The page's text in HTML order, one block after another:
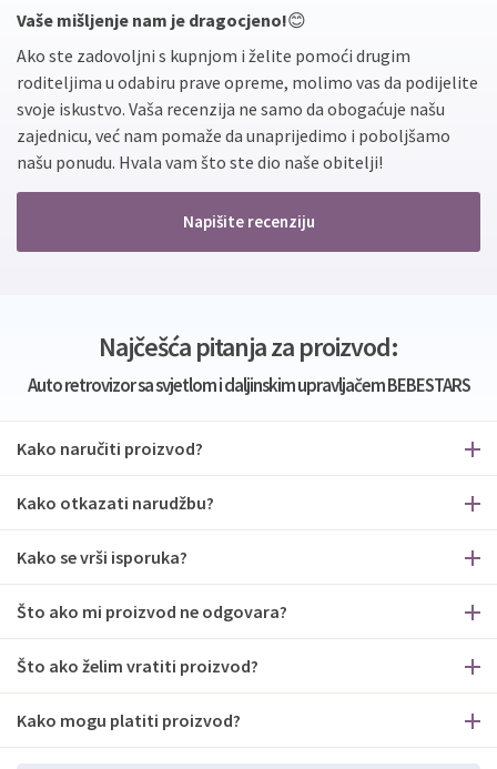
Vaše mišljenje nam je dragocjeno!😊
Ako ste zadovoljni s kupnjom i želite pomoći drugim
roditeljima u odabiru prave opreme, molimo vas da podijelite
svoje iskustvo. Vaša recenzija ne samo da obogaćuje našu
zajednicu, već nam pomaže da unaprijedimo i poboljšamo
našu ponudu. Hvala vam što ste dio naše obitelji!
Napišite recenziju
Najčešća pitanja za proizvod:
Auto retrovizor sa svjetlom i daljinskim upravljačem BEBESTARS
Kako naručiti proizvod?
Kako otkazati narudžbu?
Kako se vrši isporuka?
Što ako mi proizvod ne odgovara?
Što ako želim vratiti proizvod?
Kako mogu platiti proizvod?